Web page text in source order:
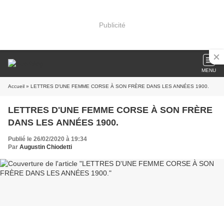
Publicité
MENU
Accueil » LETTRES D'UNE FEMME CORSE À SON FRÈRE DANS LES ANNÉES 1900.
LETTRES D'UNE FEMME CORSE À SON FRÈRE
DANS LES ANNÉES 1900.
Publié le 26/02/2020 à 19:34
Par Augustin Chiodetti